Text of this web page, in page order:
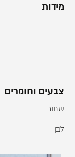
מידות
צבעים וחומרים
שחור
לבן